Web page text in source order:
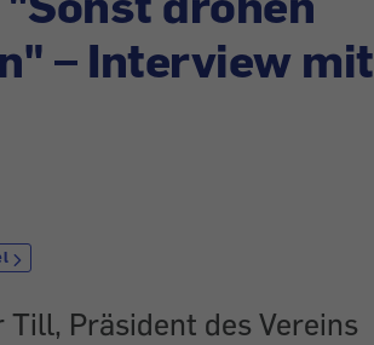
– Interview mit
Präsident des Vereins